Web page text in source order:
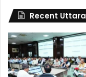
Recent